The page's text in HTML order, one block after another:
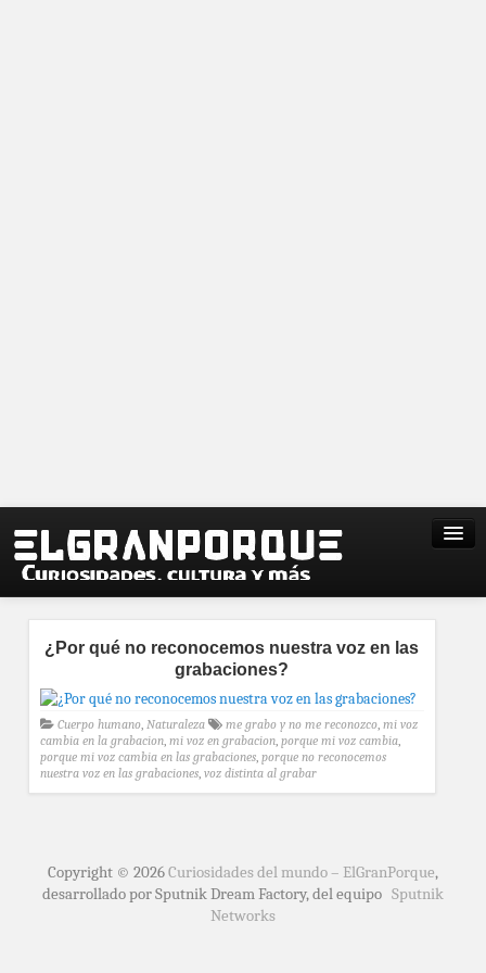
¿Por qué no reconocemos nuestra voz en las
grabaciones?
Cuerpo humano, Naturaleza me grabo y no me reconozco, mi voz
cambia en la grabacion, mi voz en grabacion, porque mi voz cambia,
porque mi voz cambia en las grabaciones, porque no reconocemos
nuestra voz en las grabaciones, voz distinta al grabar
Copyright © 2026Curiosidades del mundo – ElGranPorque,
desarrollado por Sputnik Dream Factory, del equipo Sputnik
Networks